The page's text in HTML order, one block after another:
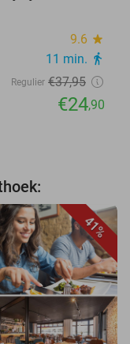
9.6 star
11 min. directions_walk
Regulier €37,95
€24,90
41%